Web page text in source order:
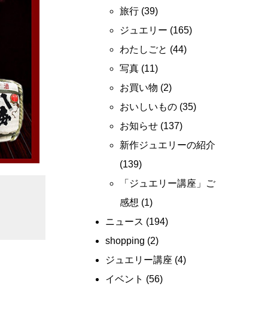
旅行 (39)
ジュエリー (165)
わたしごと (44)
写真 (11)
お買い物 (2)
おいしいもの (35)
お知らせ (137)
新作ジュエリーの紹介
(139)
「ジュエリー講座」ご
感想 (1)
ニュース (194)
shopping (2)
ジュエリー講座 (4)
イベント (56)